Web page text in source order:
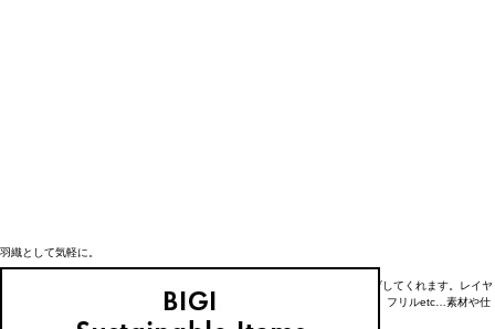
羽織として気軽に。
ボーダー×デニムの休日スタイルに羽織るだけで、グッと大人の表情に格上げしてくれます。レイヤ
ードしても軽やかで上品に楽しめるのは、ドライな素材感や、深みのある黒、フリルetc…素材や仕